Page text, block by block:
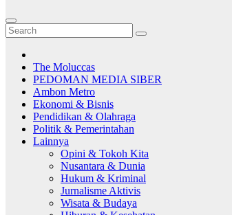
The Moluccas
PEDOMAN MEDIA SIBER
Ambon Metro
Ekonomi & Bisnis
Pendidikan & Olahraga
Politik & Pemerintahan
Lainnya
Opini & Tokoh Kita
Nusantara & Dunia
Hukum & Kriminal
Jurnalisme Aktivis
Wisata & Budaya